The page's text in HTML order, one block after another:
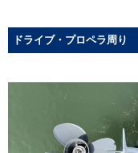
ドライブ・プロペラ周り